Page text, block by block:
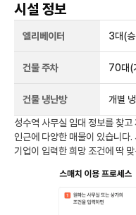
시설 정보
엘리베이터 3대(
건물 주차 70대(
건물 냉난방 개별
성수역 사무실 임대 정보를 찾고
인근에 다양한 매물이 있습니다
기업이 입력한 희망 조건에 딱